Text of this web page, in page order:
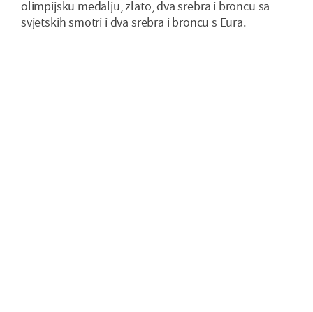
olimpijsku medalju, zlato, dva srebra i broncu sa
svjetskih smotri i dva srebra i broncu s Eura.